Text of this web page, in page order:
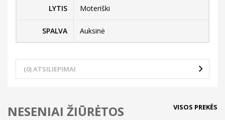
LYTIS Moteriški
SPALVA Auksinė
(0) ATSILIEPIMAI
NESENIAI ŽIŪRĖTOS VISOS PREKĖS